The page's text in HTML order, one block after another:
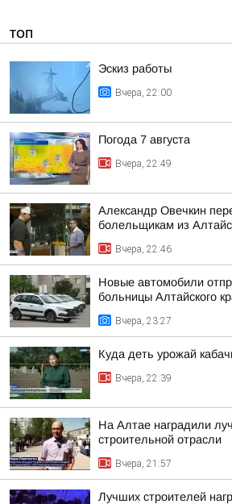
ТОП
Эскиз работы
Вчера, 22:00
Погода 7 августа
Вчера, 22:49
Александр Овечкин
болельщикам из
Вчера, 22:46
Новые автомобили
больницы Алтайского
Вчера, 23:27
Куда деть урожай
Вчера, 22:39
На Алтае наградили
строительной отрасли
Вчера, 21:57
Лучших строителей